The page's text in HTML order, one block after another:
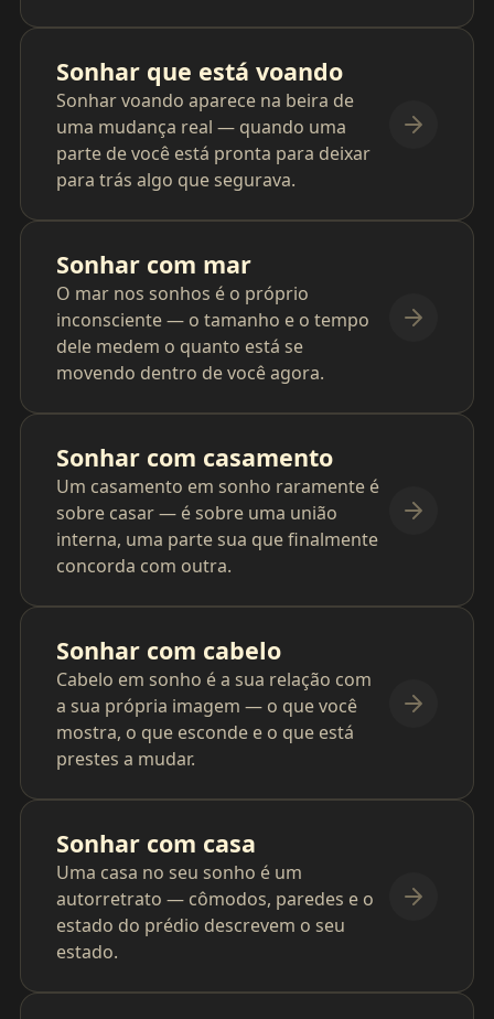
Sonhar que está voando
Sonhar voando aparece na beira de
uma mudança real — quando uma
parte de você está pronta para deixar
para trás algo que segurava.
Sonhar com mar
O mar nos sonhos é o próprio
inconsciente — o tamanho e o tempo
dele medem o quanto está se
movendo dentro de você agora.
Sonhar com casamento
Um casamento em sonho raramente é
sobre casar — é sobre uma união
interna, uma parte sua que finalmente
concorda com outra.
Sonhar com cabelo
Cabelo em sonho é a sua relação com
a sua própria imagem — o que você
mostra, o que esconde e o que está
prestes a mudar.
Sonhar com casa
Uma casa no seu sonho é um
autorretrato — cômodos, paredes e o
estado do prédio descrevem o seu
estado.